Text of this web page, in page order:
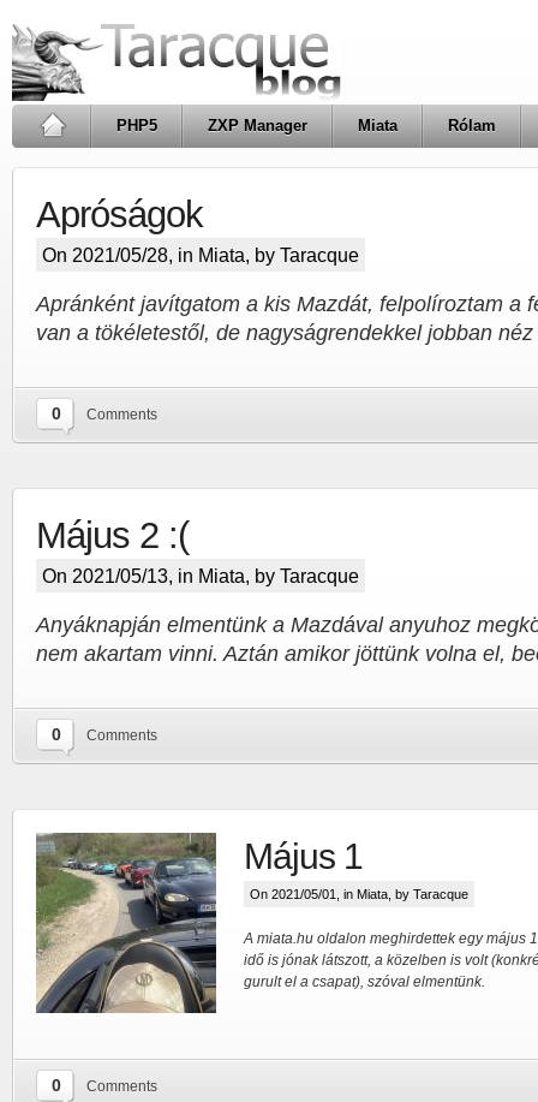
PHP5 ZXP Manager Miata Rólam
Apróságok
On 2021/05/28, in Miata, by Taracque
Apránként javítgatom a kis Mazdát, felpolíroztam a
van a tökéletestől, de nagyságrendekkel jobban
0 Comments
Május 2 :(
On 2021/05/13, in Miata, by Taracque
Anyáknapján elmentünk a Mazdával anyuhoz
nem akartam vinni. Aztán amikor jöttünk volna el,
0 Comments
Május 1
On 2021/05/01, in Miata , by Taracque
A miata.hu oldalon meghirdettek egy május
idő is jónak látszott, a közelben is volt
gurult el a csapat), szóval elmentünk.
0 Comments